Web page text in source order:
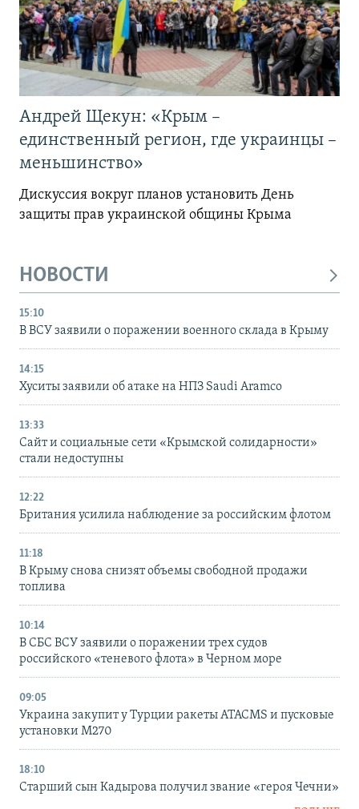
Андрей Щекун: «Крым –
единственный регион, где украинцы –
меньшинство»
Дискуссия вокруг планов установить День
защиты прав украинской общины Крыма
НОВОСТИ
15:10
В ВСУ заявили о поражении военного склада в Крыму
14:15
Хуситы заявили об атаке на НПЗ Saudi Aramco
13:33
Сайт и социальные сети «Крымской солидарности»
стали недоступны
12:22
Британия усилила наблюдение за российским флотом
11:18
В Крыму снова снизят объемы свободной продажи
топлива
10:14
В СБС ВСУ заявили о поражении трех судов
российского «теневого флота» в Черном море
09:05
Украина закупит у Турции ракеты ATACMS и пусковые
установки M270
18:10
Старший сын Кадырова получил звание «героя Чечни»